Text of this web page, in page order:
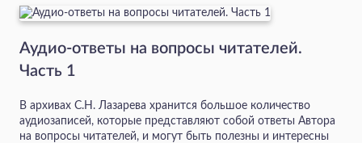
Аудио-ответы на вопросы читателей.
Часть 1
В архивах С.Н. Лазарева хранится большое количество
аудиозаписей, которые представляют собой ответы Автора
на вопросы читателей, и могут быть полезны и интересны